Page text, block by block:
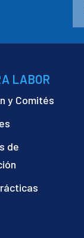
LABOR
y Comités
de